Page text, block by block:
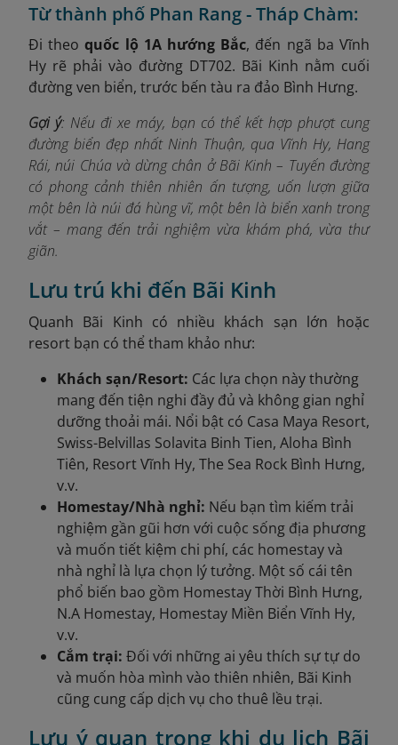
Từ thành phố Phan Rang - Tháp Chàm:
Đi theoquốc lộ 1A hướng Bắc, đến ngã ba Vĩnh
Hy rẽ phải vào đường DT702. Bãi Kinh nằm cuối
đường ven biển, trước bến tàu ra đảo Bình Hưng.
Gợi ý: Nếu đi xe máy, bạn có thể kết hợp phượt cung
đường biển đẹp nhất Ninh Thuận, qua Vĩnh Hy, Hang
Rái, núi Chúa và dừng chân ở Bãi Kinh – Tuyến đường
có phong cảnh thiên nhiên ấn tượng, uốn lượn giữa
một bên là núi đá hùng vĩ, một bên là biển xanh trong
vắt – mang đến trải nghiệm vừa khám phá, vừa thư
giãn.
Lưu trú khi đến Bãi Kinh
Quanh Bãi Kinh có nhiều khách sạn lớn hoặc
resort bạn có thể tham khảo như:
Khách sạn/Resort: Các lựa chọn này thường
mang đến tiện nghi đầy đủ và không gian nghỉ
dưỡng thoải mái. Nổi bật có Casa Maya Resort,
Swiss-Belvillas Solavita Binh Tien, Aloha Bình
Tiên, Resort Vĩnh Hy, The Sea Rock Bình Hưng,
v.v.
Homestay/Nhà nghỉ: Nếu bạn tìm kiếm trải
nghiệm gần gũi hơn với cuộc sống địa phương
và muốn tiết kiệm chi phí, các homestay và
nhà nghỉ là lựa chọn lý tưởng. Một số cái tên
phổ biến bao gồm Homestay Thời Bình Hưng,
N.A Homestay, Homestay Miền Biển Vĩnh Hy,
v.v.
Cắm trại: Đối với những ai yêu thích sự tự do
và muốn hòa mình vào thiên nhiên, Bãi Kinh
cũng cung cấp dịch vụ cho thuê lều trại.
Lưu ý quan trọng khi du lịch Bãi